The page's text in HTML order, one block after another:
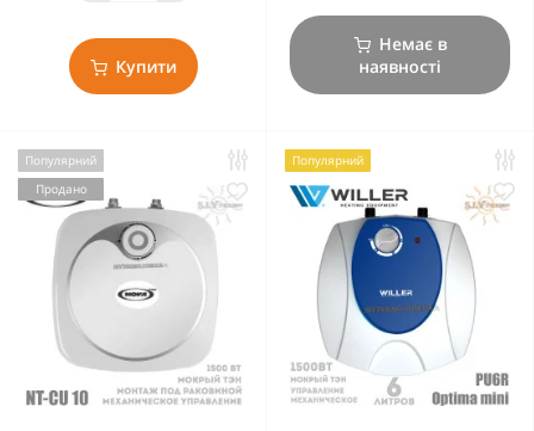
Купити
Немає в
наявності
Популярний
Продано
Популярний